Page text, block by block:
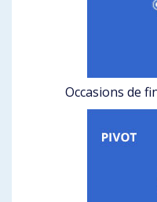
Occasions de